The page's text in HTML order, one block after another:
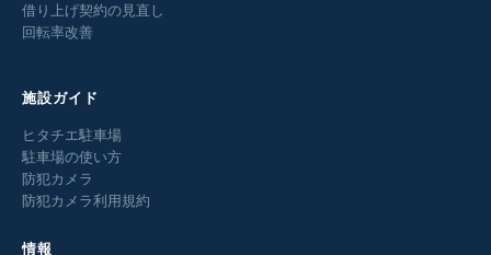
借り上げ契約の見直し
回転率改善
施設ガイド
ヒタチエ駐車場
駐車場の使い方
防犯カメラ
防犯カメラ利用規約
情報